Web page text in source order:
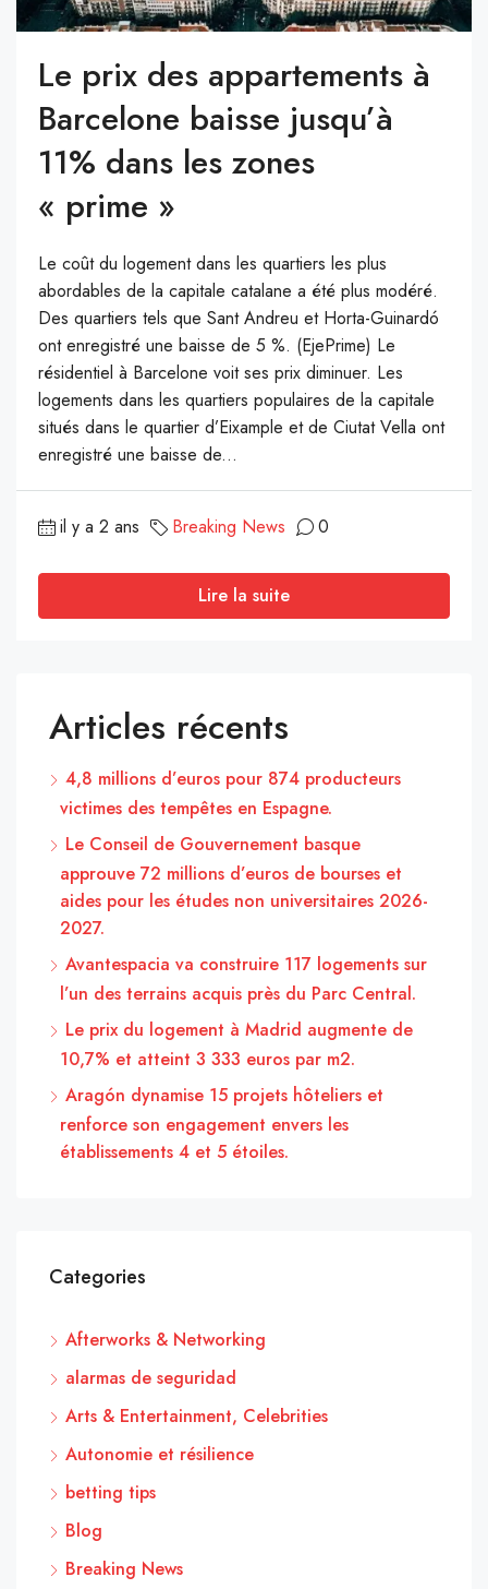
Le prix des appartements à
Barcelone baisse jusqu’à
11% dans les zones
« prime »
Le coût du logement dans les quartiers les plus
abordables de la capitale catalane a été plus modéré.
Des quartiers tels que Sant Andreu et Horta-Guinardó
ont enregistré une baisse de 5 %. (EjePrime) Le
résidentiel à Barcelone voit ses prix diminuer. Les
logements dans les quartiers populaires de la capitale
situés dans le quartier d’Eixample et de Ciutat Vella ont
enregistré une baisse de...
il y a 2 ans Breaking News 0
Lire la suite
Articles récents
4,8 millions d’euros pour 874 producteurs
victimes des tempêtes en Espagne.
Le Conseil de Gouvernement basque
approuve 72 millions d’euros de bourses et
aides pour les études non universitaires 2026-
2027.
Avantespacia va construire 117 logements sur
l’un des terrains acquis près du Parc Central.
Le prix du logement à Madrid augmente de
10,7% et atteint 3 333 euros par m2.
Aragón dynamise 15 projets hôteliers et
renforce son engagement envers les
établissements 4 et 5 étoiles.
Categories
Afterworks & Networking
alarmas de seguridad
Arts & Entertainment, Celebrities
Autonomie et résilience
betting tips
Blog
Breaking News